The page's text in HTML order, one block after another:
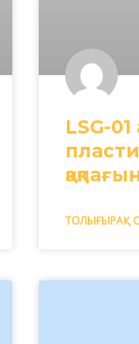
LSG-
ТОЛЫҒЫРАҚ